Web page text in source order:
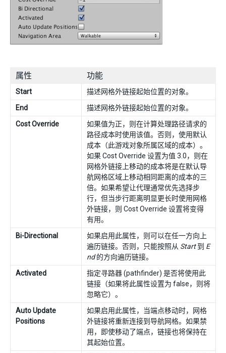
属性 功能
Start
描述网格外链接起始位置的对象。
End
描述网格外链接起始位置的对象。
Cost Override
如果值为正，则在计算处理路径请求的
路径成本时使用该值。否则，使用默认
成本（此游戏对象所属区域的成本）。
如果 Cost Override 设置为值 3.0，则在
网格外链接上移动的成本将是在默认导
航网格区域上移动相同距离的成本的三
倍。如果希望让代理通常优先选择步
行，但当步行距离明显更长时使用网格
外链接，则 Cost Override 设置将变得
有用。
Bi-Directional
如果启用此属性，则可以在任一方向上
遍历链接。否则，只能按照从 Start到 E
nd的方向遍历链接。
Activated
指定寻路器 (pathfinder) 是否将使用此
链接（如果将此属性设置为 false，则将
忽略它）。
Auto Update
Positions
如果启用此属性，当端点移动时，网格
外链接将重新连接到导航网格。如果禁
用，即使移动了端点，链接也将保持在
其起始位置。